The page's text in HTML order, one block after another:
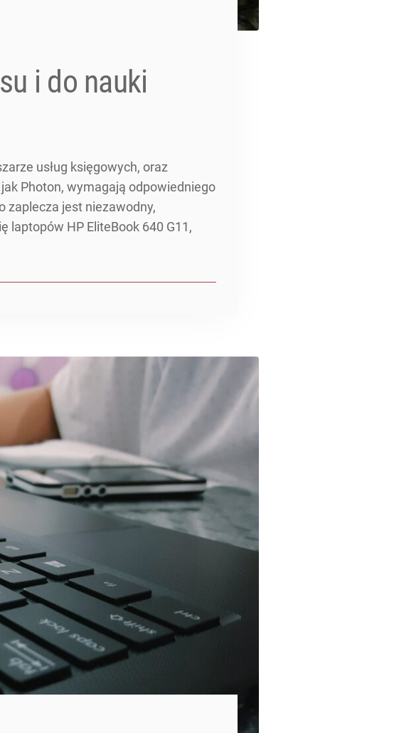
i do nauki
usług księgowych, oraz
Photon, wymagają odpowiedniego
zaplecza jest niezawodny,
laptopów HP EliteBook 640 G11,